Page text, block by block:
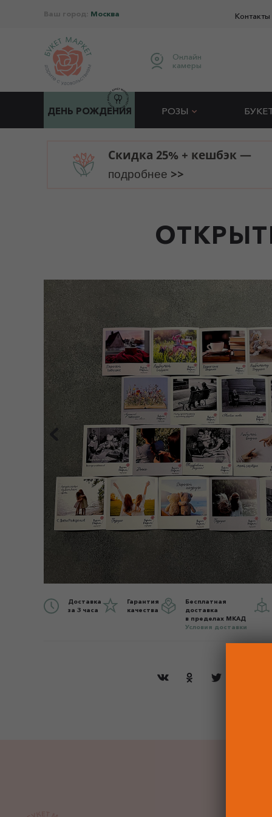
Ваш город: Москва Контакты
Онлайн
камеры
ДЕНЬ РОЖДЕНИЯ РОЗЫ
Скидка 25% + кешбэк —
подробнее >>
Доставка
за 3 часа
Гарантия
качества
Бесплатная
доставка
в пределах МКАД
Условия доставки